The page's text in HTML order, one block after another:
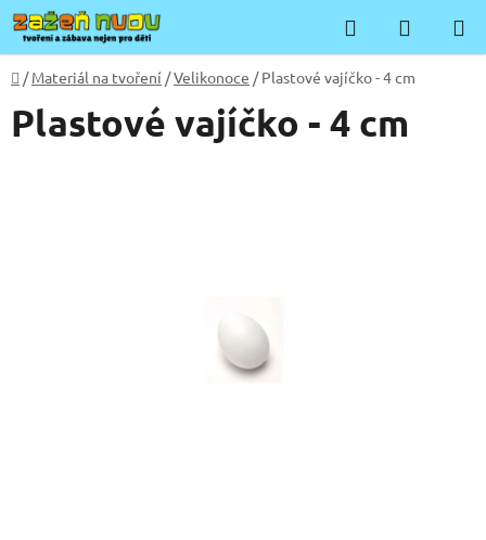
Přejít
na
obsah
Hledat
KOŠÍK
Domů
/ Materiál na tvoření /Velikonoce / Plastové vajíčko - 4 cm
Plastové vajíčko - 4 cm